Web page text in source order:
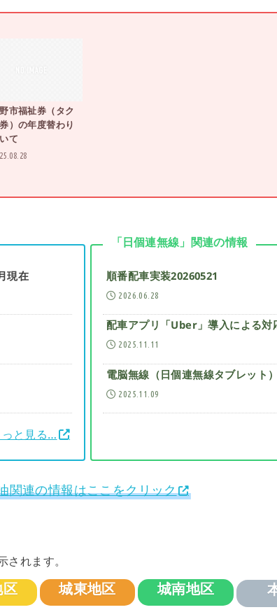
市福祉券（タク
）の年度替わり
て
現在
と見る…
「日個連無線」関連の情報
順番配車実装20260521
2026.06.28
配車アプリ「Uber」導入による対
2025.11.11
電脳無線（日個連無線タブレット
2025.11.09
関連の情報はここをクリック
れます。
城東地区 城南地区